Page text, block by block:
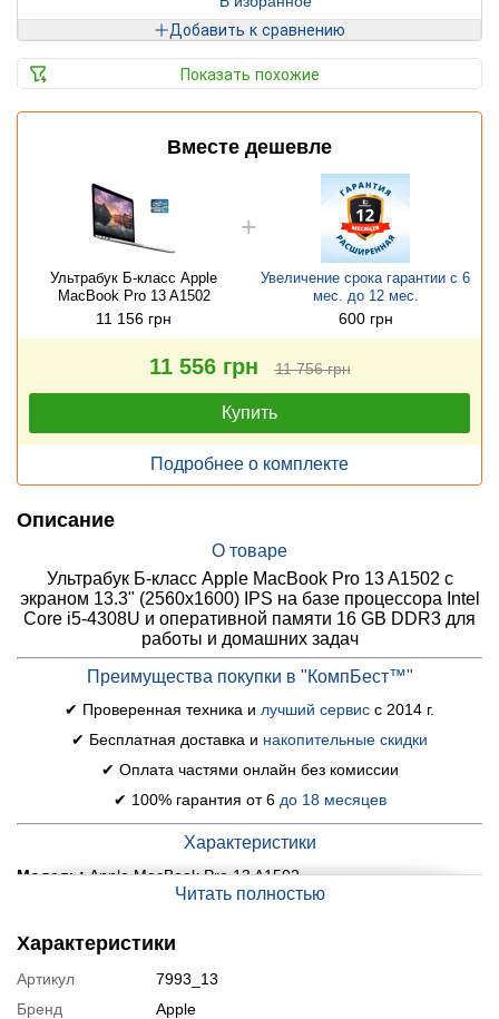
Добавить к сравнению
Показать похожие
Вместе дешевле
Ультрабук Б-класс Apple
MacBook Pro 13 A1502
11 156 грн
Увеличение срока гарантии с 6
мес. до 12 мес.
600 грн
11 556 грн 11 756 грн
Купить
Подробнее о комплекте
Описание
О товаре
Ультрабук Б-класс Apple MacBook Pro 13 A1502 c
экраном 13.3" (2560x1600) IPS на базе процессора Intel
Core i5-4308U и оперативной памяти 16 GB DDR3 для
работы и домашних задач
Преимущества покупки в "КомпБест™"
✔ Проверенная техника и лучший сервис с 2014 г.
✔ Бесплатная доставка и накопительные скидки
✔ Оплата частями онлайн без комиссии
✔ 100% гарантия от 6 до 18 месяцев
Характеристики
Модель:Apple MacBook Pro 13 A1502
Экран (диагональ, разрешение, тип матрицы):
(2560x1600) IPS
Читать полностью
Характеристики
Артикул
7993_13
Бренд
Apple